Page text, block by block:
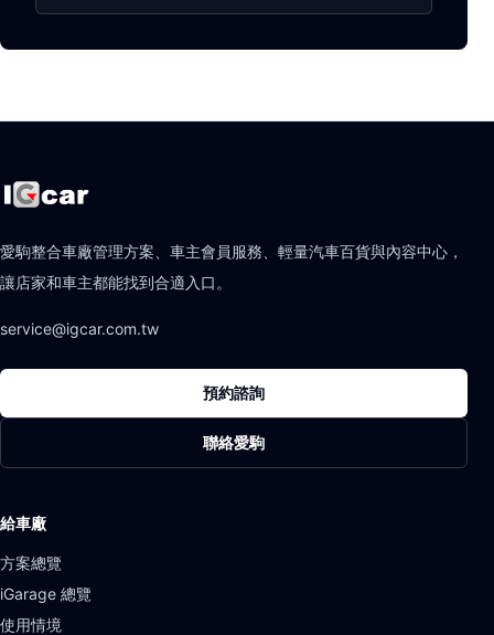
愛駒整合車廠管理方案、車主會員服務、輕量汽車百貨與內容中心，
讓店家和車主都能找到合適入口。
service@igcar.com.tw
預約諮詢
聯絡愛駒
給車廠
方案總覽
iGarage 總覽
使用情境